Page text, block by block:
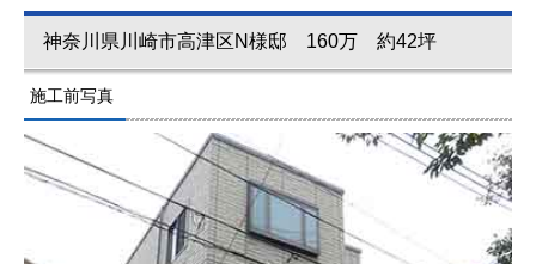
神奈川県川崎市高津区N様邸 160万 約42坪
施工前写真